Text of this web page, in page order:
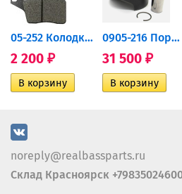
05-252 Колодки тормозные...
2 200 ₽
0905-216 Поршень Arctic Cat...
31 500 ₽
noreply@realbassparts.ru
Склад Красноярск